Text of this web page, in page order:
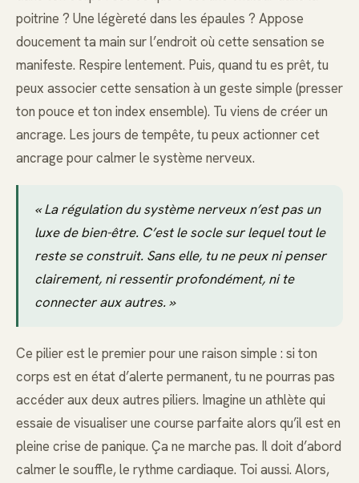
poitrine ? Une légèreté dans les épaules ? Appose
doucement ta main sur l’endroit où cette sensation se
manifeste. Respire lentement. Puis, quand tu es prêt, tu
peux associer cette sensation à un geste simple (presser
ton pouce et ton index ensemble). Tu viens de créer un
ancrage. Les jours de tempête, tu peux actionner cet
ancrage pour calmer le système nerveux.
« La régulation du système nerveux n’est pas un
luxe de bien-être. C’est le socle sur lequel tout le
reste se construit. Sans elle, tu ne peux ni penser
clairement, ni ressentir profondément, ni te
connecter aux autres. »
Ce pilier est le premier pour une raison simple : si ton
corps est en état d’alerte permanent, tu ne pourras pas
accéder aux deux autres piliers. Imagine un athlète qui
essaie de visualiser une course parfaite alors qu’il est en
pleine crise de panique. Ça ne marche pas. Il doit d’abord
calmer le souffle, le rythme cardiaque. Toi aussi. Alors,